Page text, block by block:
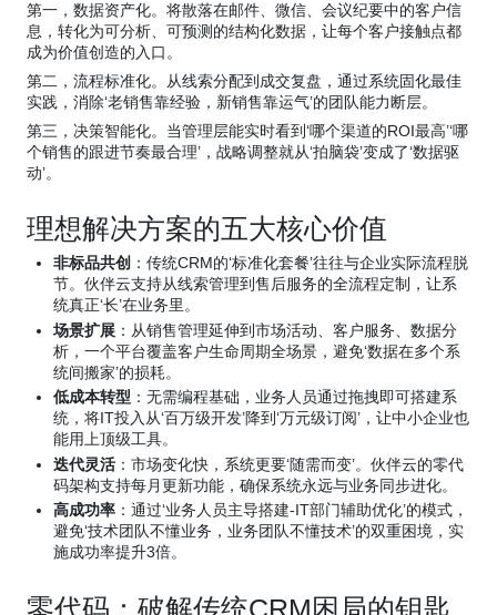
第一，数据资产化。将散落在邮件、微信、会议纪要中的客户信
息，转化为可分析、可预测的结构化数据，让每个客户接触点都
成为价值创造的入口。
第二，流程标准化。从线索分配到成交复盘，通过系统固化最佳
实践，消除‘老销售靠经验，新销售靠运气’的团队能力断层。
第三，决策智能化。当管理层能实时看到‘哪个渠道的ROI最高’‘哪
个销售的跟进节奏最合理’，战略调整就从‘拍脑袋’变成了‘数据驱
动’。
理想解决方案的五大核心价值
非标品共创 ：传统CRM的‘标准化套餐’往往与企业实际流程脱
节。伙伴云支持从线索管理到售后服务的全流程定制，让系
统真正‘长’在业务里。
场景扩展 ：从销售管理延伸到市场活动、客户服务、数据分
析，一个平台覆盖客户生命周期全场景，避免‘数据在多个系
统间搬家’的损耗。
低成本转型 ：无需编程基础，业务人员通过拖拽即可搭建系
统，将IT投入从‘百万级开发’降到‘万元级订阅’，让中小企业也
能用上顶级工具。
迭代灵活 ：市场变化快，系统更要‘随需而变’。伙伴云的零代
码架构支持每月更新功能，确保系统永远与业务同步进化。
高成功率 ：通过‘业务人员主导搭建-IT部门辅助优化’的模式，
避免‘技术团队不懂业务，业务团队不懂技术’的双重困境，实
施成功率提升3倍。
零代码：破解传统CRM困局的钥匙